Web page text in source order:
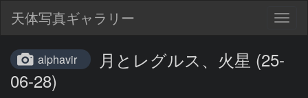
天体写真ギャラリー
alphavir
月とレグルス、火星 (25-
06-28)